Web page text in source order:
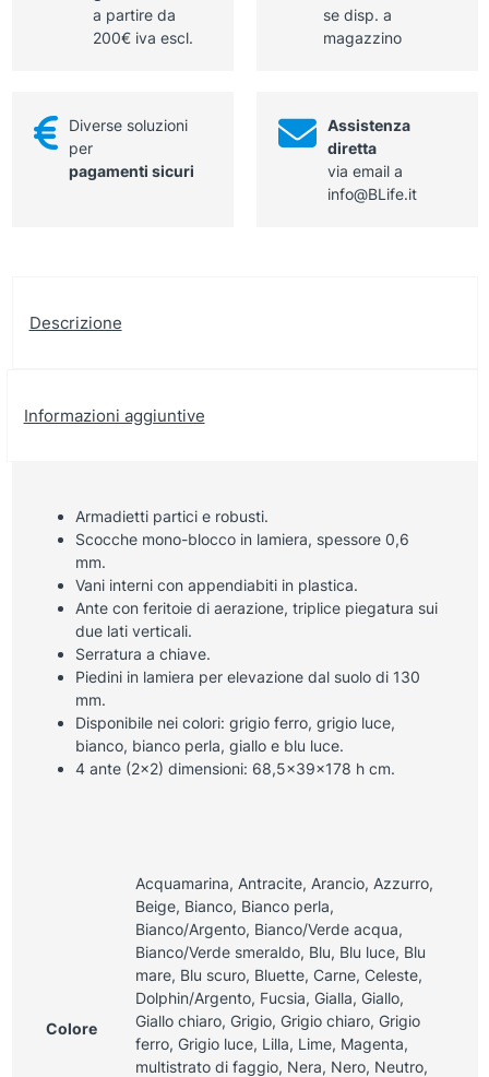
a partire da
200€ iva escl.
se disp. a
magazzino
Diverse soluzioni
per
pagamenti sicuri
Assistenza
diretta
via email a
info@BLife.it
Descrizione
Informazioni aggiuntive
Armadietti partici e robusti.
Scocche mono-blocco in lamiera, spessore 0,6
mm.
Vani interni con appendiabiti in plastica.
Ante con feritoie di aerazione, triplice piegatura sui
due lati verticali.
Serratura a chiave.
Piedini in lamiera per elevazione dal suolo di 130
mm.
Disponibile nei colori: grigio ferro, grigio luce,
bianco, bianco perla, giallo e blu luce.
4 ante (2×2) dimensioni: 68,5x39x178 h cm.
Colore
Acquamarina, Antracite, Arancio, Azzurro,
Beige, Bianco, Bianco perla,
Bianco/Argento, Bianco/Verde acqua,
Bianco/Verde smeraldo, Blu, Blu luce, Blu
mare, Blu scuro, Bluette, Carne, Celeste,
Dolphin/Argento, Fucsia, Gialla, Giallo,
Giallo chiaro, Grigio, Grigio chiaro, Grigio
ferro, Grigio luce, Lilla, Lime, Magenta,
multistrato di faggio, Nera, Nero, Neutro,